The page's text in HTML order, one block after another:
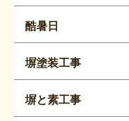
酷暑日
塀塗装工事
塀と素工事